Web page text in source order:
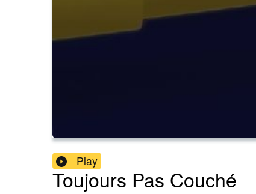
Play
Toujours Pas Couché